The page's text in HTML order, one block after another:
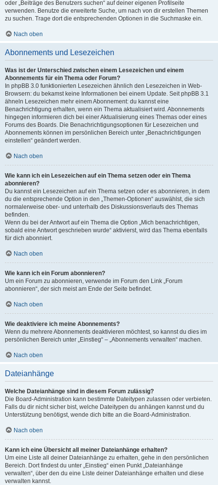
oder „Beiträge des Benutzers suchen“ auf deiner eigenen Profilseite
verwenden. Benutze die erweiterte Suche, um nach von dir erstellen Themen
zu suchen. Trage dort die entsprechenden Optionen in die Suchmaske ein.
Nach oben
Abonnements und Lesezeichen
Was ist der Unterschied zwischen einem Lesezeichen und einem
Abonnements für ein Thema oder Forum?
In phpBB 3.0 funktionierten Lesezeichen ähnlich den Lesezeichen in Web-
Browsern: du bekamst keine Informationen bei einem Update. Seit phpBB 3.1
ähneln Lesezeichen mehr einem Abonnement: du kannst eine
Benachrichtigung erhalten, wenn ein Thema aktualisiert wird. Abonnements
hingegen informieren dich bei einer Aktualisierung eines Themas oder eines
Forums des Boards. Die Benachrichtigungsoptionen für Lesezeichen und
Abonnements können im persönlichen Bereich unter „Benachrichtigungen
einstellen“ geändert werden.
Nach oben
Wie kann ich ein Lesezeichen auf ein Thema setzen oder ein Thema
abonnieren?
Du kannst ein Lesezeichen auf ein Thema setzen oder es abonnieren, in dem
du die entsprechende Option in den „Themen-Optionen“ auswählst, die sich
normalerweise ober- und unterhalb des Diskussionsverlaufs des Themas
befinden.
Wenn du bei der Antwort auf ein Thema die Option „Mich benachrichtigen,
sobald eine Antwort geschrieben wurde“ aktivierst, wird das Thema ebenfalls
für dich abonniert.
Nach oben
Wie kann ich ein Forum abonnieren?
Um ein Forum zu abonnieren, verwende im Forum den Link „Forum
abonnieren“, der sich meist am Ende der Seite befindet.
Nach oben
Wie deaktiviere ich meine Abonnements?
Wenn du mehrere Abonnements deaktivieren möchtest, so kannst du dies im
persönlichen Bereich unter „Einstieg“ – „Abonnements verwalten“ machen.
Nach oben
Dateianhänge
Welche Dateianhänge sind in diesem Forum zulässig?
Die Board-Administration kann bestimmte Dateitypen zulassen oder verbieten.
Falls du dir nicht sicher bist, welche Dateitypen du anhängen kannst und du
Unterstützung benötigst, wende dich bitte an die Board-Administration.
Nach oben
Kann ich eine Übersicht all meiner Dateianhänge erhalten?
Um eine Liste all deiner Dateianhänge zu erhalten, gehe in den persönlichen
Bereich. Dort findest du unter „Einstieg“ einen Punkt „Dateianhänge
verwalten“, über den du eine Liste deiner Dateianhänge erhalten und diese
verwalten kannst.